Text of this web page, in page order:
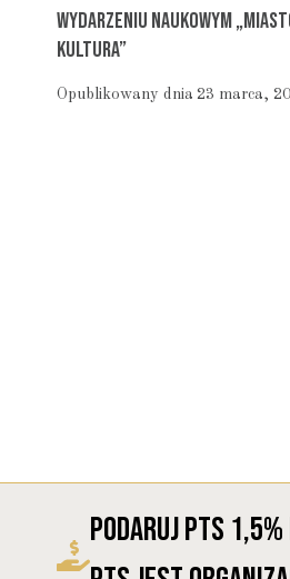
Wydarzeniu Naukowym
Kultura”
Opublikowany dnia 23 marca,
Podaruj PTS